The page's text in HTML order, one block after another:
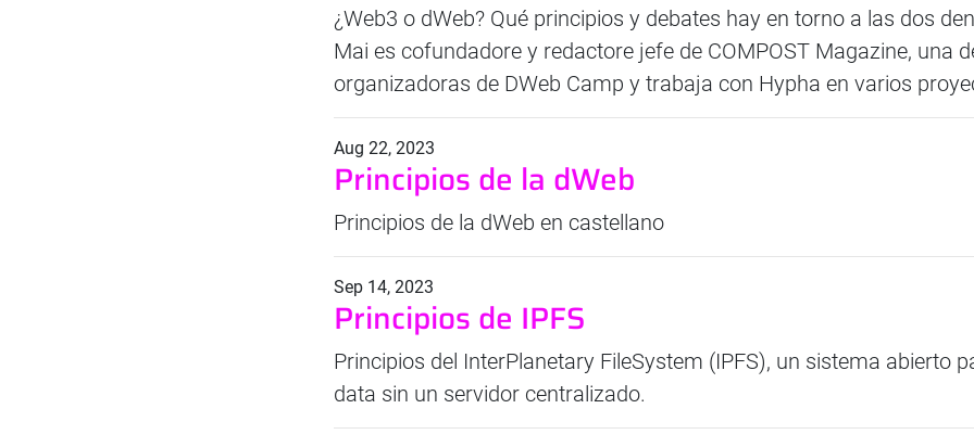
¿Web3 o dWeb? Qué principios y debates hay en torno a las dos
Mai es cofundadore y redactore jefe de COMPOST Magazine, una
organizadoras de DWeb Camp y trabaja con Hypha en varios
Aug 22, 2023
Principios de la dWeb
Principios de la dWeb en castellano
Sep 14, 2023
Principios de IPFS
Principios del InterPlanetary FileSystem (IPFS), un sistema abierto
data sin un servidor centralizado.